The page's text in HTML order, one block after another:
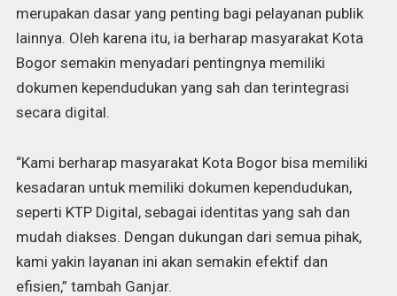
merupakan dasar yang penting bagi pelayanan publik
lainnya. Oleh karena itu, ia berharap masyarakat Kota
Bogor semakin menyadari pentingnya memiliki
dokumen kependudukan yang sah dan terintegrasi
secara digital.
“Kami berharap masyarakat Kota Bogor bisa memiliki
kesadaran untuk memiliki dokumen kependudukan,
seperti KTP Digital, sebagai identitas yang sah dan
mudah diakses. Dengan dukungan dari semua pihak,
kami yakin layanan ini akan semakin efektif dan
efisien,” tambah Ganjar.